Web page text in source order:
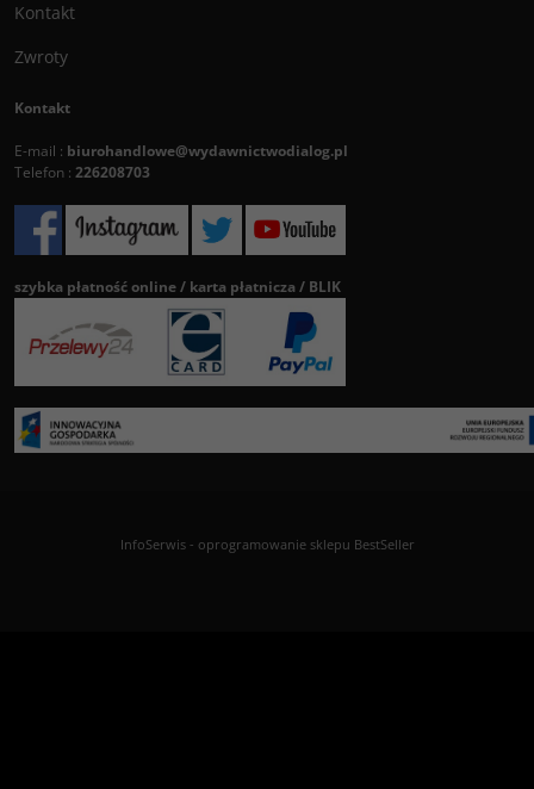
Kontakt
Zwroty
Kontakt
E-mail : biurohandlowe@wydawnictwodialog.pl
Telefon : 226208703
szybka płatność online / karta płatnicza / BLIK
InfoSerwis- oprogramowanie sklepu BestSeller